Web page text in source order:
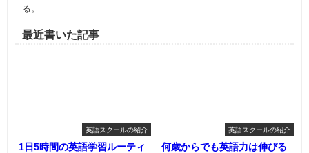
る。
最近書いた記事
英語スクールの紹介
1日5時間の英語学習ルーティ
英語スクールの紹介
何歳からでも英語力は伸びる